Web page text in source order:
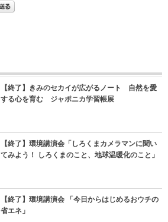
【終了】きみのセカイが広がるノート 自然を愛
する心を育む ジャポニカ学習帳展
【終了】環境講演会「しろくまカメラマンに聞い
てみよう！ しろくまのこと、地球温暖化のこと」
【終了】環境講演会 「今日からはじめるおウチの
省エネ」